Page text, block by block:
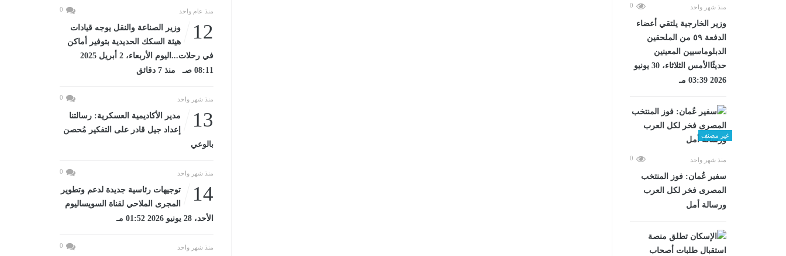
منذ شهر واحد 0
وزير الخارجية يلتقي أعضاء
الدفعة ٥٩ من الملحقين
الدبلوماسيين المعينين
حديثًاالأمس الثلاثاء، 30 يونيو
2026 03:39 مـ
غير مصنف
منذ شهر واحد 0
سفير عُمان: فوز المنتخب
المصرى فخر لكل العرب
ورسالة أمل
منذ عام واحد 0
12
وزير الصناعة والنقل يوجه قيادات
هيئة السكك الحديدية بتوفير أماكن
في رحلات...اليوم الأربعاء، 2 أبريل 2025
08:11 صـ منذ 7 دقائق
منذ شهر واحد 0
13
مدير الأكاديمية العسكرية: رسالتنا
إعداد جيل قادر على التفكير مُحصن
بالوعي
منذ شهر واحد 0
14
توجيهات رئاسية جديدة لدعم وتطوير
المجرى الملاحي لقناة السويساليوم
الأحد، 28 يونيو 2026 01:52 مـ
منذ شهر واحد 0